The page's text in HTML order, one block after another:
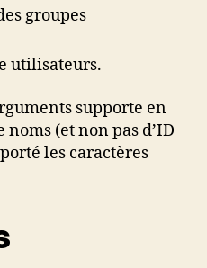
groupes
utilisateurs.
supporte en
(et non pas d’ID
les caractères